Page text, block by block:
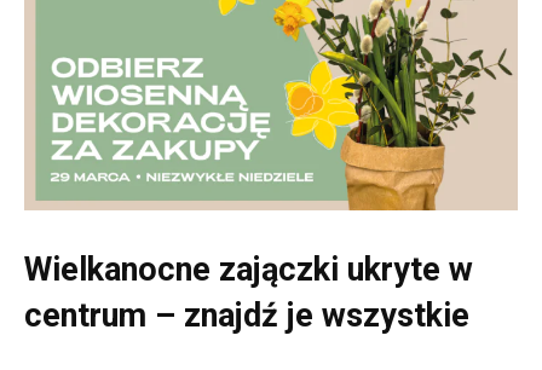
Wielkanocne zajączki ukryte w
centrum – znajdź je wszystkie